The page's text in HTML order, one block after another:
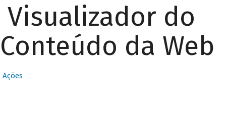
Visualizador do
Conteúdo da Web
Ações